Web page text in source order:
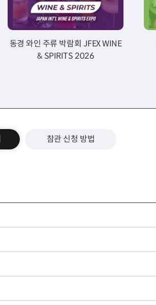
동경 와인 주류 박람회 JFEX WINE
& SPIRITS 2026
참관 신청 방법